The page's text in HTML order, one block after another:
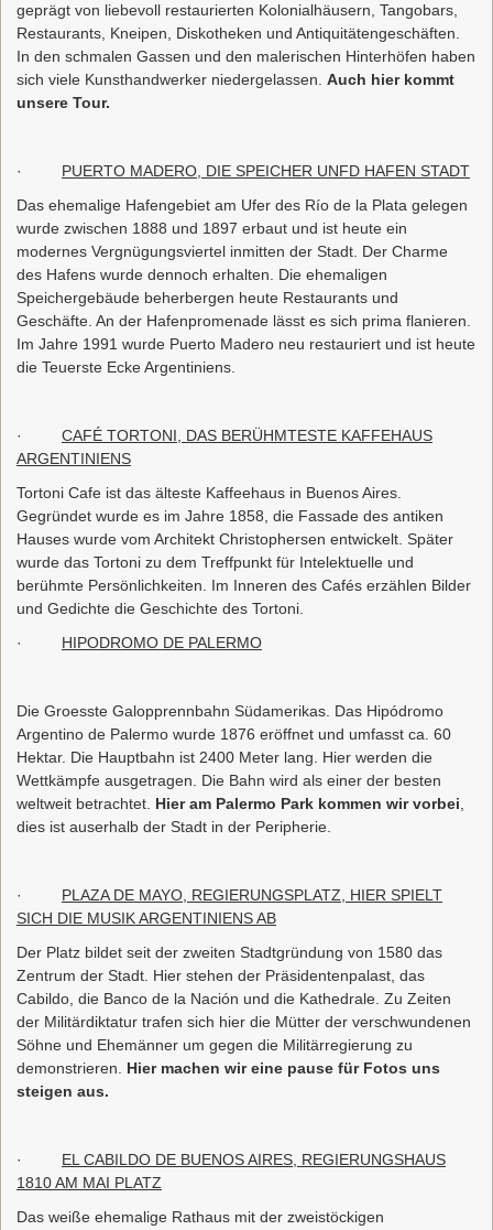
geprägt von liebevoll restaurierten Kolonialhäusern, Tangobars,
Restaurants, Kneipen, Diskotheken und Antiquitätengeschäften.
In den schmalen Gassen und den malerischen Hinterhöfen haben
sich viele Kunsthandwerker niedergelassen. Auch hier kommt
unsere Tour.
· PUERTO MADERO, DIE SPEICHER UNFD HAFEN STADT
Das ehemalige Hafengebiet am Ufer des Río de la Plata gelegen
wurde zwischen 1888 und 1897 erbaut und ist heute ein
modernes Vergnügungsviertel inmitten der Stadt. Der Charme
des Hafens wurde dennoch erhalten. Die ehemaligen
Speichergebäude beherbergen heute Restaurants und
Geschäfte. An der Hafenpromenade lässt es sich prima flanieren.
Im Jahre 1991 wurde Puerto Madero neu restauriert und ist heute
die Teuerste Ecke Argentiniens.
· CAFÉ TORTONI, DAS BERÜHMTESTE KAFFEHAUS
ARGENTINIENS
Tortoni Cafe ist das älteste Kaffeehaus in Buenos Aires.
Gegründet wurde es im Jahre 1858, die Fassade des antiken
Hauses wurde vom Architekt Christophersen entwickelt. Später
wurde das Tortoni zu dem Treffpunkt für Intelektuelle und
berühmte Persönlichkeiten. Im Inneren des Cafés erzählen Bilder
und Gedichte die Geschichte des Tortoni.
· HIPODROMO DE PALERMO
Die Groesste Galopprennbahn Südamerikas. Das Hipódromo
Argentino de Palermo wurde 1876 eröffnet und umfasst ca. 60
Hektar. Die Hauptbahn ist 2400 Meter lang. Hier werden die
Wettkämpfe ausgetragen. Die Bahn wird als einer der besten
weltweit betrachtet. Hier am Palermo Park kommen wir vorbei,
dies ist auserhalb der Stadt in der Peripherie.
· PLAZA DE MAYO, REGIERUNGSPLATZ, HIER SPIELT
SICH DIE MUSIK ARGENTINIENS AB
Der Platz bildet seit der zweiten Stadtgründung von 1580 das
Zentrum der Stadt. Hier stehen der Präsidentenpalast, das
Cabildo, die Banco de la Nación und die Kathedrale. Zu Zeiten
der Militärdiktatur trafen sich hier die Mütter der verschwundenen
Söhne und Ehemänner um gegen die Militärregierung zu
demonstrieren. Hier machen wir eine pause für Fotos uns
steigen aus.
· EL CABILDO DE BUENOS AIRES, REGIERUNGSHAUS
1810 AM MAI PLATZ
Das weiße ehemalige Rathaus mit der zweistöckigen